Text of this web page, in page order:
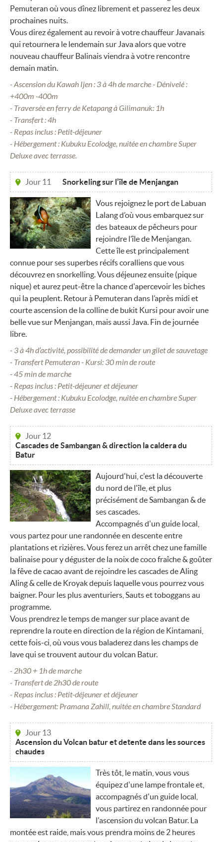
Pemuteran où vous dînez librement et passerez les deux
prochaines nuits.
Vous direz également au revoir à votre chauffeur Javanais
qui retournera le lendemain sur Java alors que votre
nouveau chauffeur Balinais viendra à votre rencontre
demain matin.
- Ascension du Kawah Ijen : 3 à 4h de marche - Dénivelé :
+400m -400m
- Traversée en ferry de Ketapang à Gilimanuk: 1h
- Transfert : 4h
- Repas inclus : Petit-déjeuner
- Hébergement : Kubuku Ecolodge, nuitée en chambre Super
Deluxe avec terrasse.
Jour 11 Snorkeling sur l’île de Menjangan
Vous rejoignez le port de Labuan
Lalang d’où vous embarquez sur
des bateaux de pêcheurs pour
rejoindre l’île de Menjangan.
Cette île est principalement
connue pour ses superbes récifs coralliens que vous
découvrez en snorkelling. Vous déjeunez ensuite (pique
nique) et aurez peut-être la chance d'apercevoir les biches
qui la peuplent. Retour à Pemuteran dans l’après midi et
courte ascension de la colline de bukit Kursi pour avoir une
belle vue sur Menjangan, mais aussi Java. Fin de journée
libre.
- 3 à 4h d’activité, possibilité de demander un gilet de sauvetage
- Transfert Pemuteran - Kursi: 30 min de route
- 45 min de marche
- Repas inclus : Petit-déjeuner et déjeuner
- Hébergement : Kubuku Ecolodge, nuitée en chambre Super
Deluxe avec terrasse
Jour 12
Cascades de Sambangan & direction la caldera du
Batur
Aujourd'hui, c'est la découverte
du nord de l'île, et plus
précisément de Sambangan & de
ses cascades.
Accompagnés d'un guide local,
vous partez pour une randonnée en descente entre
plantations et rizières. Vous ferez un arrêt chez une famille
balinaise pour y déguster de la noix de coco fraîche & goûter
la fêve de cacao avant de rejoindre les cascades de Aling
Aling & celle de Kroyak depuis laquelle vous pourrez vous
baigner. Pour les plus aventuriers, Sauts et toboggans au
programme.
Vous prendrez le temps de manger sur place avant de
reprendre la route en direction de la région de Kintamani,
cette fois-ci, où vous vous baladerez dans les champs de
lave qui se trouvent autour du volcan Batur.
- 2h30 + 1h de marche
- Transfert de 2h30 de route
- Repas inclus : Petit-déjeuner et déjeuner
- Hébergement: Pramana Zahill, nuitée en chambre Standard
Jour 13
Ascension du Volcan batur et detente dans les sources
chaudes
Très tôt, le matin, vous vous
équipez d'une lampe frontale et,
accompagnés d'un guide local,
vous partirez en randonnée pour
l'ascension du volcan Batur. La
montée est raide, mais vous prendra moins de 2 heures